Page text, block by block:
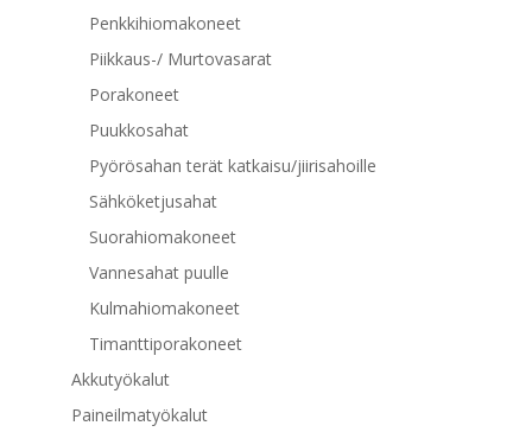
Penkkihiomakoneet
Piikkaus-/ Murtovasarat
Porakoneet
Puukkosahat
Pyörösahan terät katkaisu/jiirisahoille
Sähköketjusahat
Suorahiomakoneet
Vannesahat puulle
Kulmahiomakoneet
Timanttiporakoneet
Akkutyökalut
Paineilmatyökalut